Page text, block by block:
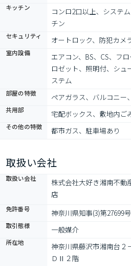
キッチン
コンロ2口以上、システ
チン
セキュリティ オートロック、防犯カメ
室内設備
エアコン、BS、CS、フ
ロゼット、照明付、シュ
ステム
部屋の特徴 ペアガラス、バルコニー
共用部 宅配ボックス、敷地内ご
その他の特徴 都市ガス、駐車場あり
取扱い会社
取扱い会社
株式会社大好き湘南不動
店
免許番号 神奈川県知事(3)第27699号
取引態様 一般媒介
所在地
神奈川県藤沢市湘南台２
ＤⅡ２階